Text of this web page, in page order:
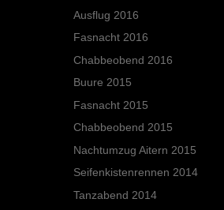
Ausflug 2016
Fasnacht 2016
Chabbeobend 2016
Buure 2015
Fasnacht 2015
Chabbeobend 2015
Nachtumzug Aitern 2015
Seifenkistenrennen 2014
Tanzabend 2014